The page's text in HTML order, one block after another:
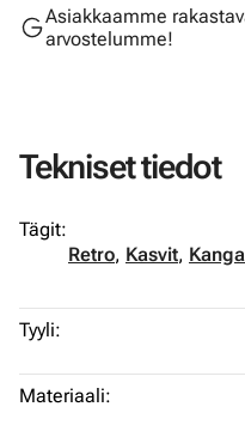
Asiakkaamme
arvostelumme!
Tekniset tiedot
Tägit:
Retro, Kasvit,
Tyyli:
Materiaali: